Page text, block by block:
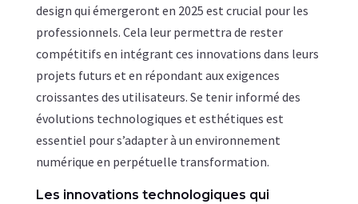
design qui émergeront en 2025 est crucial pour les
professionnels. Cela leur permettra de rester
compétitifs en intégrant ces innovations dans leurs
projets futurs et en répondant aux exigences
croissantes des utilisateurs. Se tenir informé des
évolutions technologiques et esthétiques est
essentiel pour s’adapter à un environnement
numérique en perpétuelle transformation.
Les innovations technologiques qui